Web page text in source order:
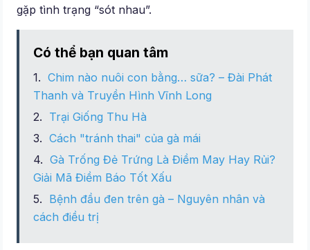
gặp tình trạng “sót nhau”.
Có thể bạn quan tâm
Chim nào nuôi con bằng… sữa? – Đài Phát
Thanh và Truyền Hình Vĩnh Long
Trại Giống Thu Hà
Cách "tránh thai" của gà mái
Gà Trống Đẻ Trứng Là Điềm May Hay Rủi?
Giải Mã Điềm Báo Tốt Xấu
Bệnh đầu đen trên gà – Nguyên nhân và
cách điều trị